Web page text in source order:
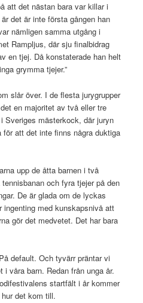
att det nästan bara var killar i
det är inte första gången han
nämligen samma utgång i
Rampljus, där sju finalbidrag
en tjej. Då konstaterade han helt
grymma tjejer.”
slår över. I de flesta jurygrupper
en majoritet av två eller tre
Sveriges mästerkock, där juryn
att det inte finns några duktiga
upp de åtta barnen i två
och fyra tjejer på den
De är glada om de lyckas
ingenting med kunskapsnivå att
gör det medvetet. Det har bara
default. Och tyvärr präntar vi
våra barn. Redan från unga år.
startfält i år kommer
det kom till.